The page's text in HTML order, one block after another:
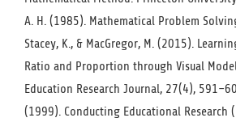
A. H. (1985). Mathematical Problem
Stacey, K., & MacGregor, M. (2015).
Ratio and Proportion through Visual
Education Research Journal, 27(4),
(1999). Conducting Educational Research